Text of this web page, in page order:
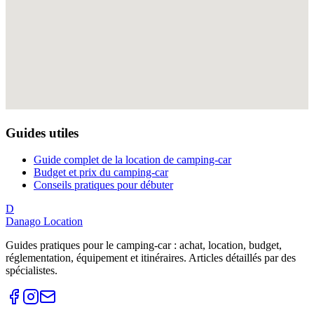
Guides utiles
Guide complet de la location de camping-car
Budget et prix du camping-car
Conseils pratiques pour débuter
D
Danago Location
Guides pratiques pour le camping-car : achat, location, budget,
réglementation, équipement et itinéraires. Articles détaillés par des
spécialistes.